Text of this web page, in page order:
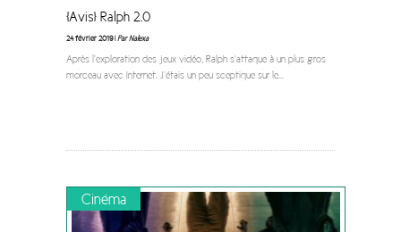
[Avis] Ralph 2.0
24 février 2019 |Par Nalexa
Après l’exploration des jeux vidéo, Ralph s’attaque à un plus gros
morceau avec Internet. J’étais un peu sceptique sur le...
Cinéma